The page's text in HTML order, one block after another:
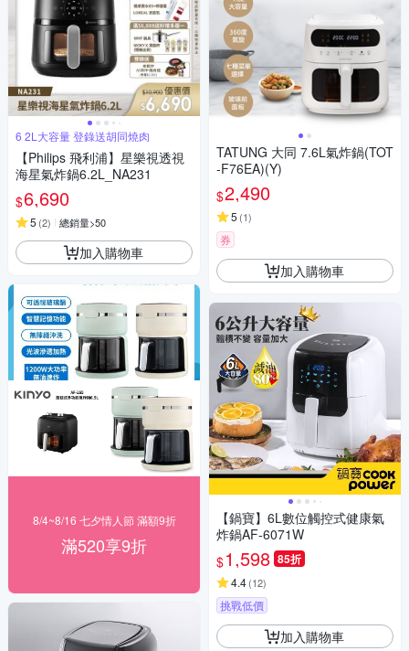
6 2L大容量 登錄送胡同燒肉
【Philips 飛利浦】星樂視透視
海星氣炸鍋6.2L_NA231
$6,690
5 (2) 總銷量>50
加入購物車
8/4~8/16 七夕情人節 滿額9折
滿520享9折
TATUNG 大同 7.6L氣炸鍋(TOT
-F76EA)(Y)
$2,490
5 (1)
券
加入購物車
【鍋寶】6L數位觸控式健康氣
炸鍋AF-6071W
$1,598 85折
4.4(12)
挑戰低價
加入購物車